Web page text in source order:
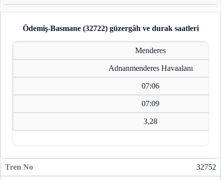
Ödemiş-Basmane (32722)güzergâh ve durak saatleri
Menderes
Adnanmenderes Havaalanı
07:06
07:09
3,28
32752